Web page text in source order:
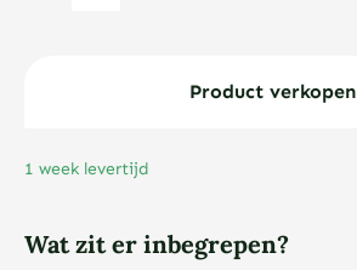
2026
Product verkopen
1 week levertijd
Wat zit er inbegrepen?